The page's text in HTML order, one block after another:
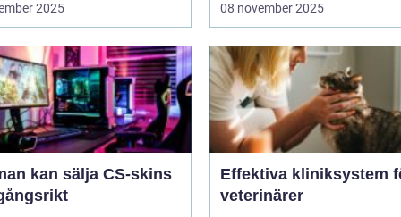
2025 08 november 2025
kan sälja CS-skins
Effektiva kliniksystem
veterinärer